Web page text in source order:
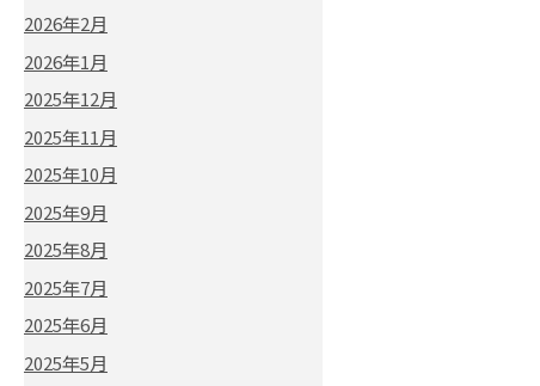
2026年2月
2026年1月
2025年12月
2025年11月
2025年10月
2025年9月
2025年8月
2025年7月
2025年6月
2025年5月